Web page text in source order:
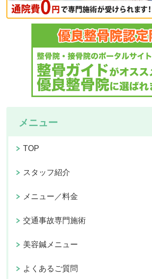
メニュー
TOP
スタッフ紹介
メニュー／料金
交通事故専門施術
美容鍼メニュー
よくあるご質問